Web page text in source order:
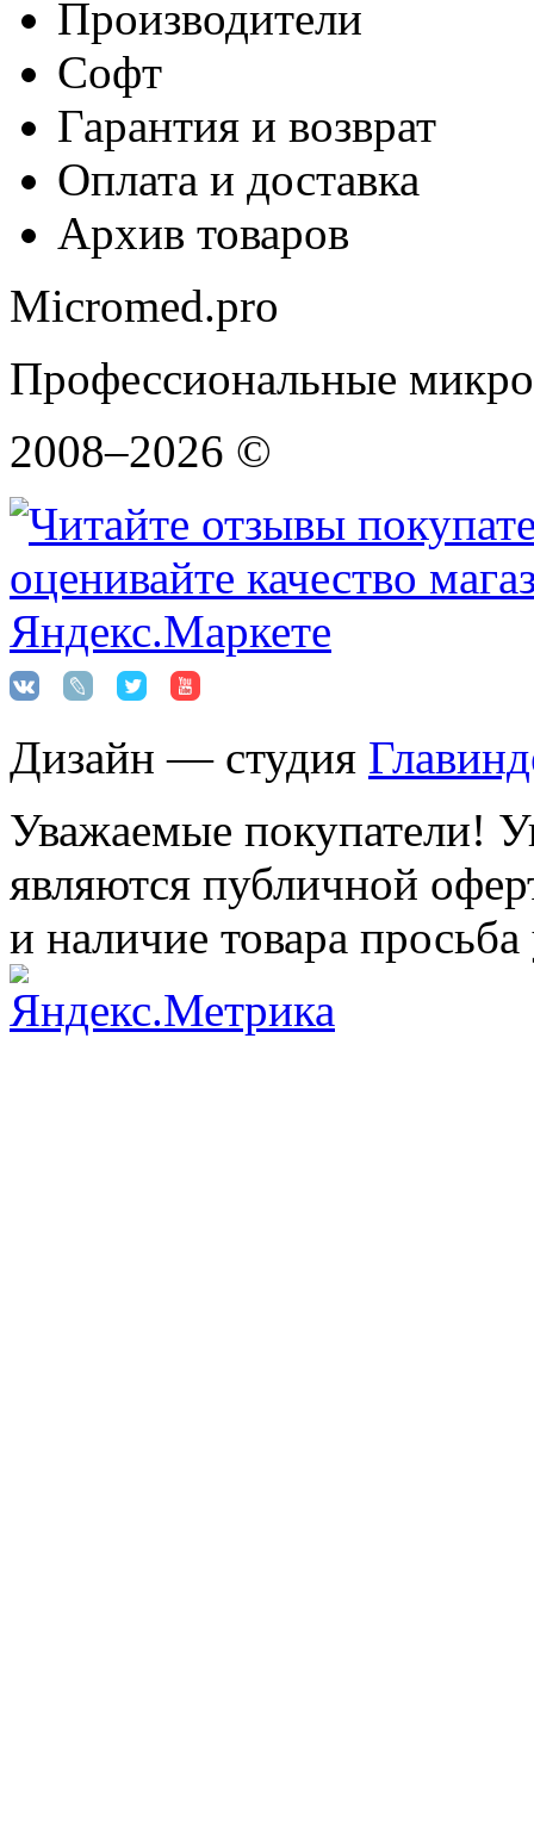
Производители
Софт
Гарантия и возврат
Оплата и доставка
Архив товаров
Micromed.pro
Профессиональные
2008–2026 ©
Дизайн — студия
Уважаемые покупатели!
являются публичной
и наличие товара